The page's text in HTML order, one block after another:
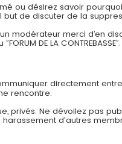
ou désirez savoir
de discuter de la
modérateur merci d’en
DE LA CONTREBASSE”.
directement
rencontre.
privés. Ne dévoilez pas
d'autres